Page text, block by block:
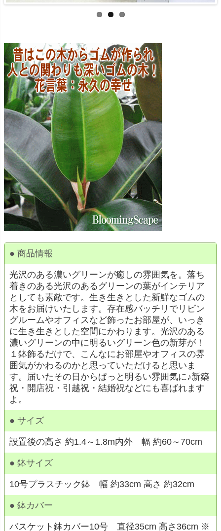
● 商品情報
光沢のある濃いグリーンが癒しの雰囲気を。落ち
着きのある光沢のあるグリーンの葉がインテリア
としても素敵です。生き生きとした新鮮なゴムの
木をお届けいたします。存在感バッチリでリビン
グルームやオフィスなど飾ったお部屋が、いっき
に生き生きとした空間にかわります。光沢のある
濃いグリーンの中に明るいグリーン色の新芽が！
１鉢飾るだけで、こんなにお部屋やオフィスの雰
囲気がかわるのかと思っていただけると思いま
す。届いたその日からぱっと明るい雰囲気に♪新築
祝・開店祝・引越祝・結婚祝などにも喜ばれます
よ。
● サイズ
設置後の高さ 約1.4～1.8m内外 幅 約60～70cm
● 鉢サイズ
10号プラスチック鉢 幅 約33cm 高さ 約32cm
● 鉢カバー
バスケット鉢カバー10号 直径35cm 高さ36cm ※